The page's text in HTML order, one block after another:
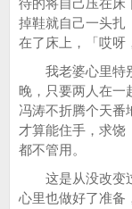
待的将自己压在床
掉鞋就自己一头扎
在了床上，「哎呀
我老婆心里特别
晚，只要两人在一
冯涛不折腾个天番
才算能住手，求饶
都不管用。
这是从没改变过
心里也做好了准备